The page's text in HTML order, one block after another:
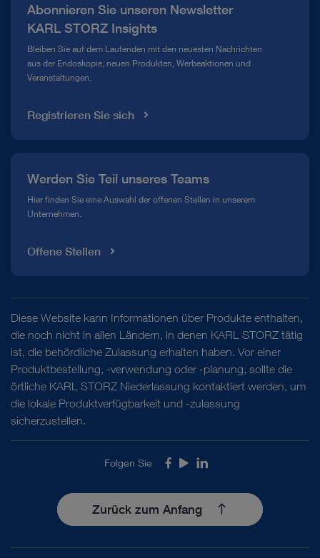
Compliance Hotline
Mediathek
Abonnieren Sie unseren Newsletter
KARL STORZ Insights
Bleiben Sie auf dem Laufenden mit den neuesten Nachrichten
aus der Endoskopie, neuen Produkten, Werbeaktionen und
Veranstaltungen.
Registrieren Sie sich
Werden Sie Teil unseres Teams
Hier finden Sie eine Auswahl der offenen Stellen in unserem
Unternehmen.
Offene Stellen
Diese Website kann Informationen über Produkte enthalten,
die noch nicht in allen Ländern, in denen KARL STORZ tätig
ist, die behördliche Zulassung erhalten haben. Vor einer
Produktbestellung, -verwendung oder -planung, sollte die
örtliche KARL STORZ Niederlassung kontaktiert werden, um
die lokale Produktverfügbarkeit und -zulassung
sicherzustellen.
Folgen Sie Facebook
YoutubeLinkedIn
Zurück zum Anfang